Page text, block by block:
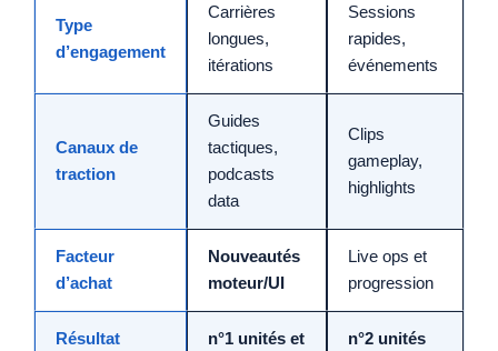
Type
d’engagement
Carrières
longues,
itérations
Sessions
rapides,
événements
Canaux de
traction
Guides
tactiques,
podcasts
data
Clips
gameplay,
highlights
Facteur
d’achat
Nouveautés
moteur/UI
Live ops et
progression
Résultat
n°1 unités et
n°2 unités